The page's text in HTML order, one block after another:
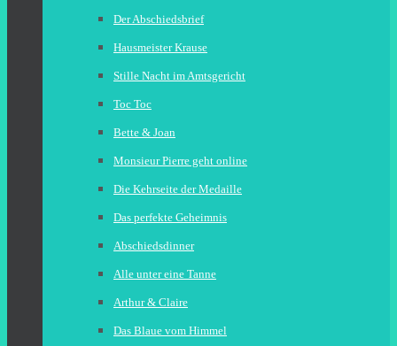
Der Abschiedsbrief
Hausmeister Krause
Stille Nacht im Amtsgericht
Toc Toc
Bette & Joan
Monsieur Pierre geht online
Die Kehrseite der Medaille
Das perfekte Geheimnis
Abschiedsdinner
Alle unter eine Tanne
Arthur & Claire
Das Blaue vom Himmel